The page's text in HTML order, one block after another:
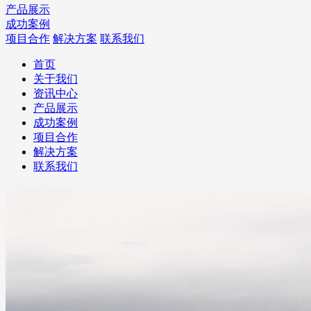
产品展示
成功案例
项目合作 解决方案 联系我们
首页
关于我们
资讯中心
产品展示
成功案例
项目合作
解决方案
联系我们